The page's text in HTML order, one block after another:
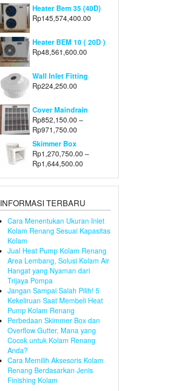
Heater Bem 35 (40D)
Rp145,574,400.00
Heater BEM 10 ( 20D )
Rp48,561,600.00
Wall Inlet Fitting
Rp224,250.00
Cover Maindrain
Rp852,150.00 –
Rp971,750.00
Skimmer Box
Rp1,270,750.00 –
Rp1,644,500.00
INFORMASI TERBARU
Cara Menentukan Ukuran Inlet
Kolam Renang Sesuai Kapasitas
Kolam
Jual Heat Pump Kolam Renang
Area Lembang, Solusi Kolam Air
Hangat yang Nyaman dari
Trijaya Pompa
Jangan Sampai Salah Pilih! 5
Kekeliruan Saat Membeli Heat
Pump Kolam Renang
Perbedaan Skimmer Box dan
Overflow Gutter, Mana yang
Cocok untuk Kolam Renang
Anda?
Cara Memilih Aksesoris Kolam
Renang Berdasarkan Jenis
Finishing Kolam